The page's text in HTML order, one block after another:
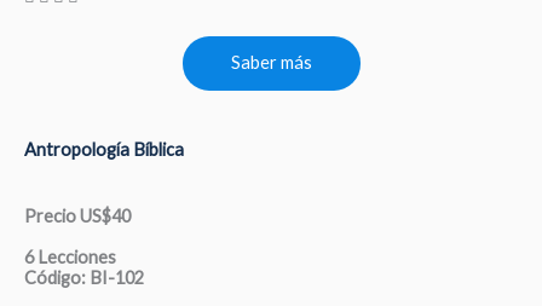
Saber más
Antropología Bíblica
Precio US$40
6 Lecciones
Código: BI-102